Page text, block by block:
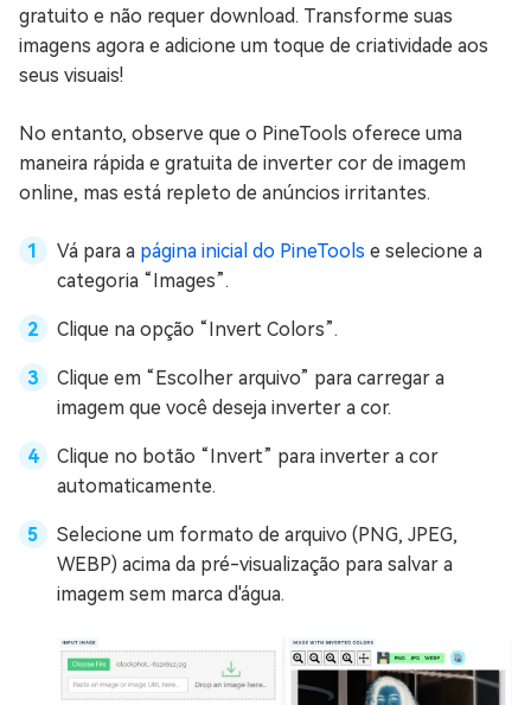
gratuito e não requer download. Transforme suas
imagens agora e adicione um toque de criatividade aos
seus visuais!
No entanto, observe que o PineTools oferece uma
maneira rápida e gratuita de inverter cor de imagem
online, mas está repleto de anúncios irritantes.
Vá para a página inicial do PineTools e selecione a
categoria “Images”.
Clique na opção “Invert Colors”.
Clique em “Escolher arquivo” para carregar a
imagem que você deseja inverter a cor.
Clique no botão “Invert” para inverter a cor
automaticamente.
Selecione um formato de arquivo (PNG, JPEG,
WEBP) acima da pré-visualização para salvar a
imagem sem marca d'água.